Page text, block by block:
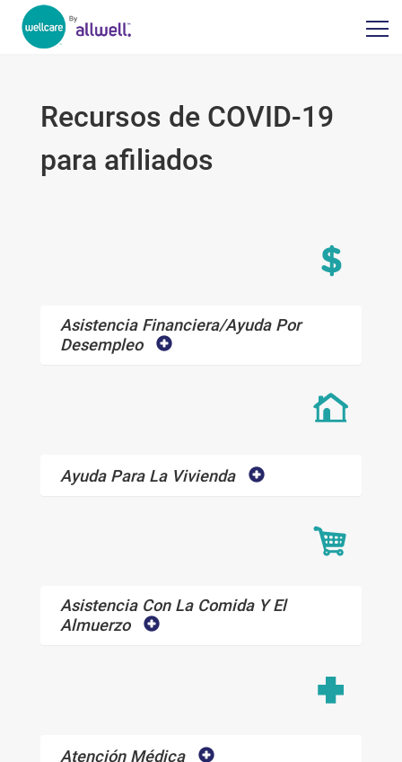
Recursos de COVID-19
para afiliados
Asistencia Financiera/ayuda Por
Desempleo
Ayuda Para La Vivienda
Asistencia Con La Comida Y El
Almuerzo
Atención Médica